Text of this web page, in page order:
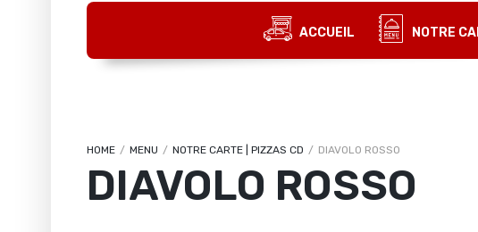
SE
ACCUEIL NOTRE
HOME / MENU / NOTRE CARTE | PIZZAS CD / DIAVOLO ROSSO
DIAVOLO ROSSO